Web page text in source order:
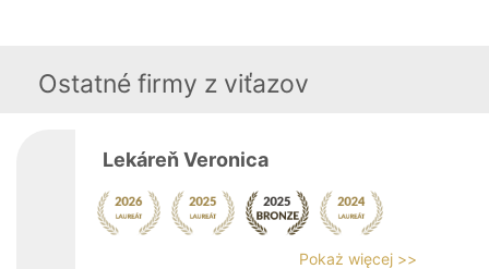
Ostatné firmy z viťazov
Lekáreň Veronica
Pokaż więcej >>